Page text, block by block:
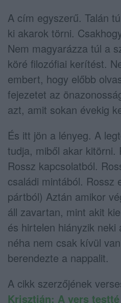
A cím egyszerű. Talán
ki akarok törni.
Nem magyarázza túl a
köré filozófiai kerítést.
embert, hogy előbb
fejezetet az
azt, amit sokan évekig
És itt jön a lényeg. A
tudja, miből akar kitörni.
Rossz kapcsolatból.
családi mintából. Rossz
pártból) Aztán amikor
áll zavartan, mint akit
és hirtelen hiányzik
néha nem csak kívül
berendezte a nappalit.
A cikk szerzőjének
Krisztián: A vers